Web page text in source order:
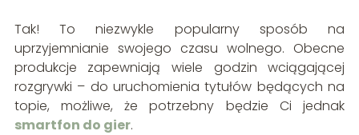
Tak! To niezwykle popularny sposób na
uprzyjemnianie swojego czasu wolnego. Obecne
produkcje zapewniają wiele godzin wciągającej
rozgrywki – do uruchomienia tytułów będących na
topie, możliwe, że potrzebny będzie Ci jednak
smartfon do gier.